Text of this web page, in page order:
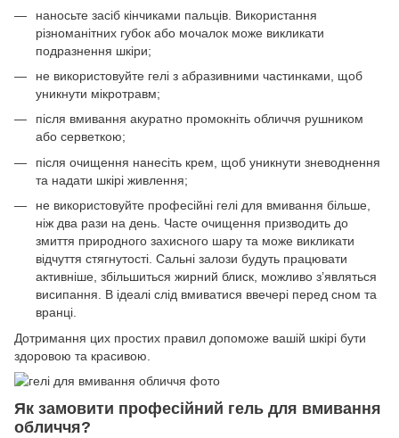
наносьте засіб кінчиками пальців. Використання
різноманітних губок або мочалок може викликати
подразнення шкіри;
не використовуйте гелі з абразивними частинками, щоб
уникнути мікротравм;
після вмивання акуратно промокніть обличчя рушником
або серветкою;
після очищення нанесіть крем, щоб уникнути зневоднення
та надати шкірі живлення;
не використовуйте професійні гелі для вмивання більше,
ніж два рази на день. Часте очищення призводить до
змиття природного захисного шару та може викликати
відчуття стягнутості. Сальні залози будуть працювати
активніше, збільшиться жирний блиск, можливо з’являться
висипання. В ідеалі слід вмиватися ввечері перед сном та
вранці.
Дотримання цих простих правил допоможе вашій шкірі бути
здоровою та красивою.
Як замовити професійний гель для вмивання
обличчя?